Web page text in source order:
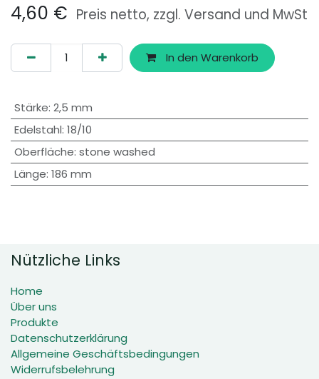
4,60 € Preis netto, zzgl. Versand und MwSt
In den Warenkorb
Stärke: 2,5 mm
Edelstahl: 18/10
Oberfläche: stone washed
Länge: 186 mm
Nützliche Links
Home
Über uns
Produkte
Datenschutzerklärung
Allgemeine Geschäftsbedingungen
Widerrufsbelehrung